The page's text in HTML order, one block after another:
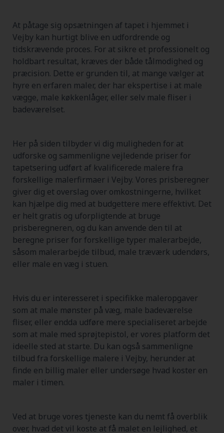
At påtage sig opsætningen af tapet i hjemmet i
Vejby kan hurtigt blive en udfordrende og
tidskrævende proces. For at sikre et professionelt og
holdbart resultat, kræves der både tålmodighed og
præcision. Dette er grunden til, at mange vælger at
hyre en erfaren maler, der har ekspertise i at male
vægge, male køkkenlåger, eller selv male fliser i
badeværelset.
Her på siden tilbyder vi dig muligheden for at
udforske og sammenligne vejledende priser for
tapetsering udført af kvalificerede malere fra
forskellige malerfirmaer i Vejby. Vores prisberegner
giver dig et overslag over omkostningerne, hvilket
kan hjælpe dig med at budgettere mere effektivt. Det
er helt gratis og uforpligtende at bruge
prisberegneren, og du kan anvende den til at
beregne priser for forskellige typer malerarbejde,
såsom malerarbejde tilbud, male træværk udendørs,
eller male en væg i stuen.
Hvis du er interesseret i specifikke maleropgaver
som at male mønster på væg, male badeværelse
fliser, eller endda udføre mere specialiseret arbejde
som at male med sprøjtepistol, er vores platform det
ideelle sted at starte. Du kan også sammenligne
tilbud fra forskellige malere i Vejby, herunder at
finde en billig maler eller undersøge hvad koster en
maler i timen.
Ved at bruge vores tjeneste kan du nemt få overblik
over, hvad det vil koste at få malet en lejlighed, et